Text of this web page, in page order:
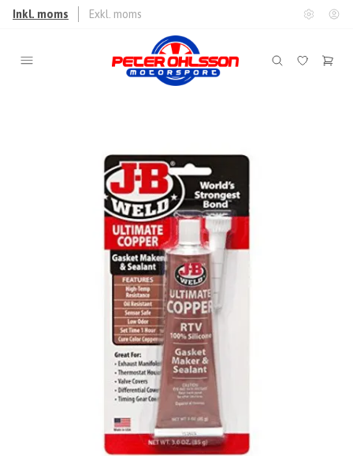
Inkl. moms Exkl. moms